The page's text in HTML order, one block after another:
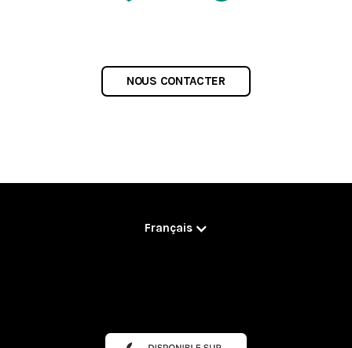
NOUS CONTACTER
Français